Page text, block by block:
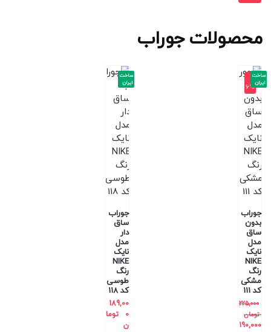
محصولات جوراب
-1
6%
جوراب
بدون
ساق
مدل
نایک
NIKE
رنگ
مشکی
کد 111
225,000
تومان
190,000
ساخت
ایران
جوراب
ساق
دار
مدل
نایک
NIKE
رنگ
طوسی
کد 118
189,00
0
توما
ن
ساخت
ایران